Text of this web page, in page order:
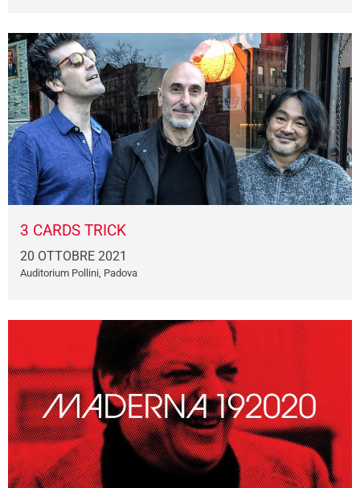
3 CARDS TRICK
20 OTTOBRE 2021
Auditorium Pollini, Padova